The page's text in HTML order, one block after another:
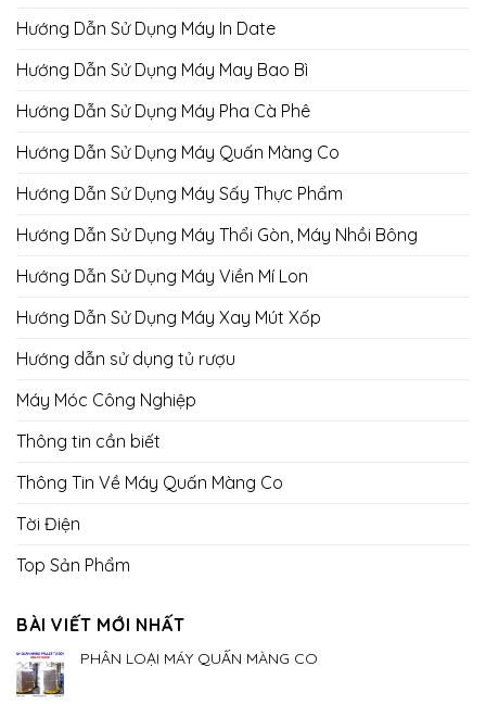
Hướng Dẫn Sử Dụng Máy In Date
Hướng Dẫn Sử Dụng Máy May Bao Bì
Hướng Dẫn Sử Dụng Máy Pha Cà Phê
Hướng Dẫn Sử Dụng Máy Quấn Màng Co
Hướng Dẫn Sử Dụng Máy Sấy Thực Phẩm
Hướng Dẫn Sử Dụng Máy Thổi Gòn, Máy Nhồi Bông
Hướng Dẫn Sử Dụng Máy Viền Mí Lon
Hướng Dẫn Sử Dụng Máy Xay Mút Xốp
Hướng dẫn sử dụng tủ rượu
Máy Móc Công Nghiệp
Thông tin cần biết
Thông Tin Về Máy Quấn Màng Co
Tời Điện
Top Sản Phẩm
BÀI VIẾT MỚI NHẤT
PHÂN LOẠI MÁY QUẤN MÀNG CO